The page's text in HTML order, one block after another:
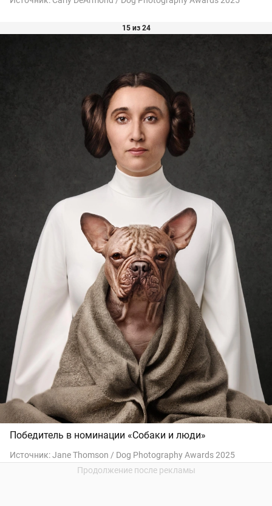
15 из 24
Победитель в номинации «Собаки и люди»
Источник:Jane Thomson / Dog Photography Awards 2025